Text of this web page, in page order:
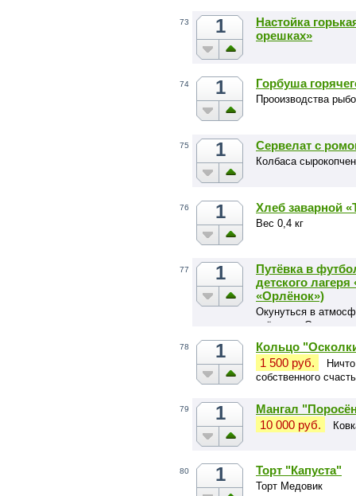
73 1
Настойка
орешках»
74 1 Горбуша
Прооизводства
75 1 Сервелат с
Колбаса
76 1 Хлеб заварной
Вес 0,4 кг
77 1
Путёвка в
детского
«Орлёнок»)
Окунуться в
звёздами
78 1
Кольцо
1 500 руб.
собственного
79 1
Мангал
10 000 руб.
80 1 Торт "Капуста"
Торт Медовик